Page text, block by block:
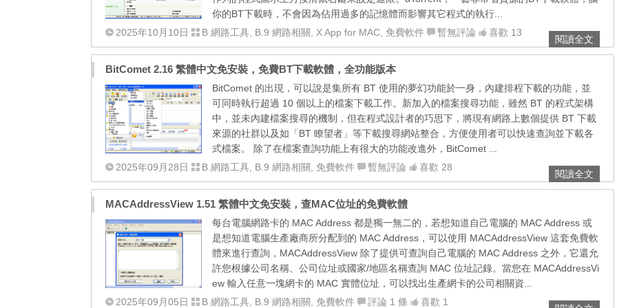
你的BT下載時，不會因為佔用過多的記憶體而影響其它程式的執行...
2025年10月10日
B 網路工具 B.9 網路相關 X App for MAC 免費軟件 暫無評論 喜歡 13
閱讀全文
BitComet 2.16 繁體中文免安裝，免費BT下載軟體，全功能版本
BitComet 的出現，可以說是集所有 BT 使用的夢幻功能於一身，內建排程下載的功能，並
可同時執行超過 10 個以上的檔案下載工作。新加入的檔案搜尋功能，雖然 BT 的程式架構
中，並未內建檔案搜尋的機制，但在程式設計者的巧思下，將現有網路上數個提供 BT 下載
來源的社群以及如「BT 瞭望者」等下載搜尋網站整合，方便使用者可以快速查詢並下載各
式檔案。 除了在檔案查詢功能上有很大的功能改進外，BitComet ...
2025年09月28日
B 網路工具 B.9 網路相關 免費軟件 暫無評論 喜歡 28
閱讀全文
MACAddressView 1.51 繁體中文免安裝，查MAC位址的免費軟體
每台電腦網路卡的 MAC Address 都是獨一無二的，若想知道自己電腦的 MAC Address 或
是想知道電腦生產廠商所分配到的 MAC Address，可以使用 MACAddressView 這套免費軟
體來進行查詢，MACAddressView 除了提供可查詢自己電腦的 MAC Address 之外，它還允
許您根據公司名稱、公司位址或國家/地區名稱查詢 MAC 位址記錄。當您在 MACAddressVi
ew 輸入任意一塊網卡的 MAC 實體位址，可以找出生產網卡的公司相關資...
2025年09月05日
B 網路工具 B.9 網路相關 免費軟件 評論 1 條 喜歡 1